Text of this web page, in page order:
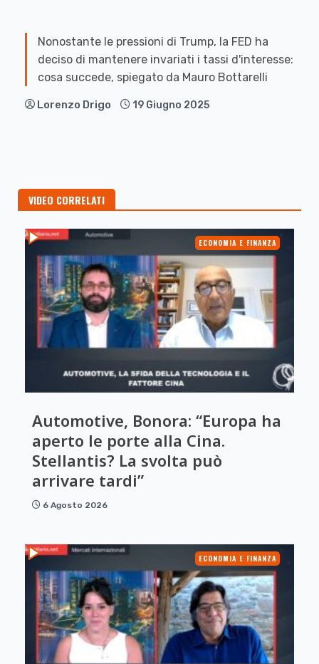
Nonostante le pressioni di Trump, la FED ha
deciso di mantenere invariati i tassi d'interesse:
cosa succede, spiegato da Mauro Bottarelli
Lorenzo Drigo 19 Giugno 2025
VIDEO CORRELATI
ECONOMIA E FINANZA
Automotive, Bonora: “Europa ha
aperto le porte alla Cina.
Stellantis? La svolta può
arrivare tardi”
6 Agosto 2026
ECONOMIA E FINANZA